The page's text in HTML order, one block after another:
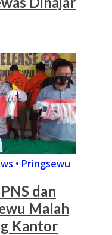
• Pringsewu
dan
Malah
Kantor